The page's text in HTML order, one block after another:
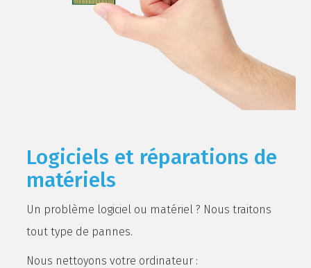
Logiciels et réparations de
matériels
Un problème logiciel ou matériel ? Nous traitons
tout type de pannes.
Nous nettoyons votre ordinateur :